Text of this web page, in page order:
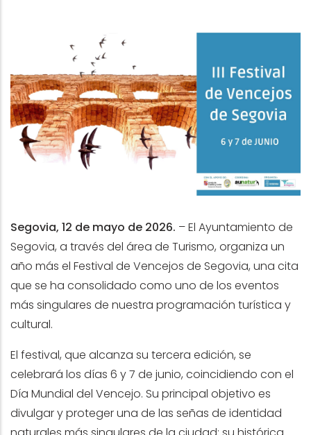
Segovia, 12 de mayo de 2026. – El Ayuntamiento de
Segovia, a través del área de Turismo, organiza un
año más el Festival de Vencejos de Segovia, una cita
que se ha consolidado como uno de los eventos
más singulares de nuestra programación turística y
cultural.
El festival, que alcanza su tercera edición, se
celebrará los días 6 y 7 de junio, coincidiendo con el
Día Mundial del Vencejo. Su principal objetivo es
divulgar y proteger una de las señas de identidad